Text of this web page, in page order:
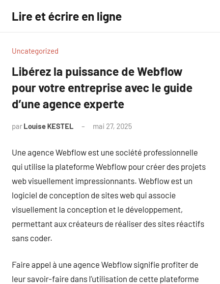
contenu
Lire et écrire en ligne
Uncategorized
Libérez la puissance de Webflow
pour votre entreprise avec le guide
d’une agence experte
par Louise KESTEL mai 27, 2025
Une agence Webflow est une société professionnelle
qui utilise la plateforme Webflow pour créer des projets
web visuellement impressionnants. Webflow est un
logiciel de conception de sites web qui associe
visuellement la conception et le développement,
permettant aux créateurs de réaliser des sites réactifs
sans coder.
Faire appel à une agence Webflow signifie profiter de
leur savoir-faire dans l’utilisation de cette plateforme